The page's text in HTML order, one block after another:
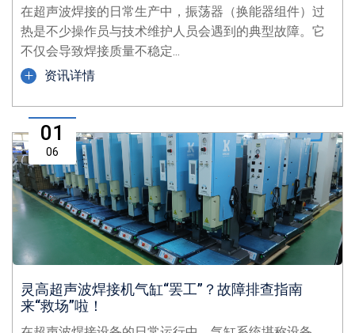
在超声波焊接的日常生产中，振荡器（换能器组件）过
热是不少操作员与技术维护人员会遇到的典型故障。它
不仅会导致焊接质量不稳定...
资讯详情
01
06
灵高超声波焊接机气缸“罢工”？故障排查指南
来“救场”啦！